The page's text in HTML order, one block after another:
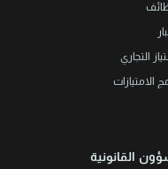
التجاري
الامتيازات
القانونية